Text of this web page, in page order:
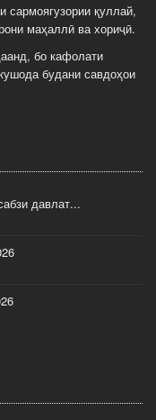
қуллай,
маҳаллӣ ва хориҷӣ.
бо кафолати
будани савдоҳои
давлат...